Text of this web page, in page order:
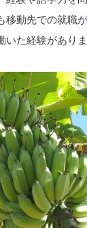
動先での就職
た経験がありま